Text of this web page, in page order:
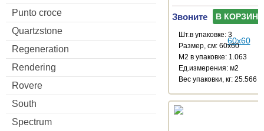
Punto croce
Quartzstone
Regeneration
Rendering
Rovere
South
Spectrum
Звоните В КОРЗИНУ
Шт.в упаковке: 3
Размер, см: 60x60
М2 в упаковке: 1.063
Ед.измерения: м2
Веc упаковки, кг: 25.566